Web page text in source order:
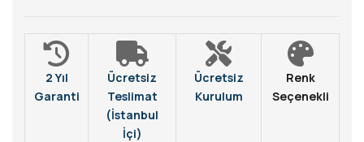
2 Yıl
Garanti
Ücretsiz
Teslimat
(İstanbul
İçi)
Ücretsiz
Kurulum
Renk
Seçenekli